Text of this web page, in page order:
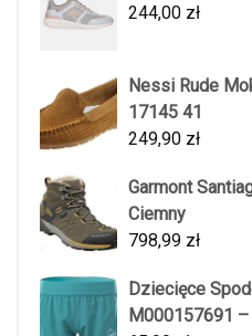
244,00 zł
Nessi Rude
17145 41
249,90 zł
Garmont
Ciemny
798,99 zł
Dziecięce
M000157691